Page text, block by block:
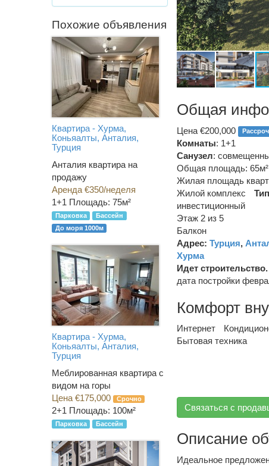
Общая
Цена €200,000
Комнаты: 1+1
Санузел:
Общая площадь: 65м²
Жилая площадь
Жилой комплекс
инвестиционный
Этаж 2 из 5
Балкон
Адрес: Турция,
Хурма
Идет строительство.
дата постройки
Комфорт
Интернет
Бытовая техника
Связаться с
Описание
Идеальное
Похожие объявления
Квартира - Хурма,
Коньяалты, Анталия,
Турция
Анталия квартира на
продажу
Аренда €350/неделя
1+1 Площадь: 75м²
Парковка
Бассейн
До моря 1000м
Квартира - Хурма,
Коньяалты, Анталия,
Турция
Меблированная квартира с
видом на горы
Цена €175,000
Срочно
2+1 Площадь: 100м²
Парковка Бассейн